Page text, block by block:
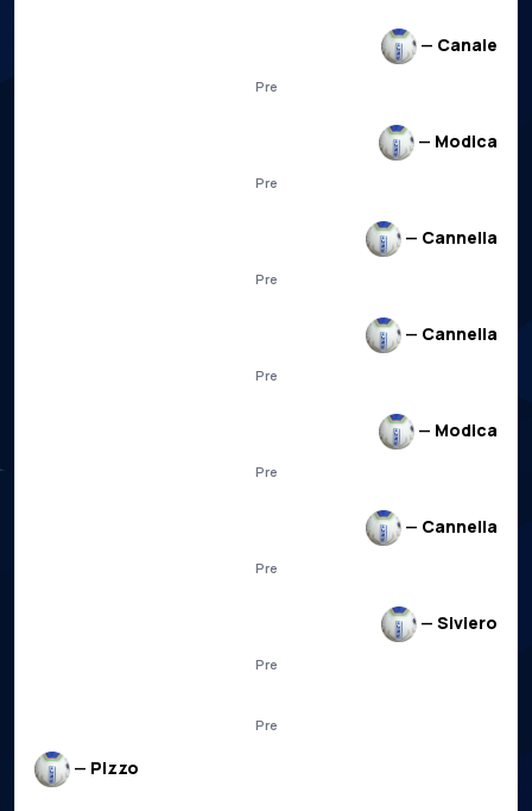
— Canale
Pre
— Modica
Pre
— Cannella
Pre
— Cannella
Pre
— Modica
Pre
— Cannella
Pre
— Siviero
Pre
Pre
— Pizzo